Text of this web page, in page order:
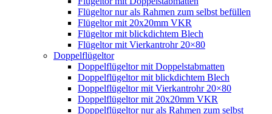
Flügeltor nur als Rahmen zum selbst befüllen
Flügeltor mit 20x20mm VKR
Flügeltor mit blickdichtem Blech
Flügeltor mit Vierkantrohr 20×80
Doppelflügeltor
Doppelflügeltor mit Doppelstabmatten
Doppelflügeltor mit blickdichtem Blech
Doppelflügeltor mit Vierkantrohr 20×80
Doppelflügeltor mit 20x20mm VKR
Doppelflügeltor nur als Rahmen zum selbst